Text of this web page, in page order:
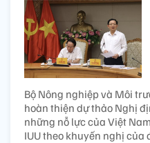
Bộ Nông nghiệp và Môi
hoàn thiện dự thảo Nghị
những nỗ lực của Việt
IUU theo khuyến nghị của